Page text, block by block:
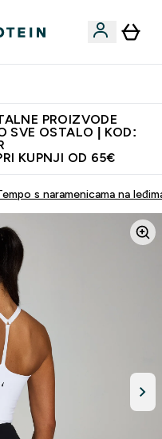
PROIZVODE
SVE OSTALO | KOD:
KUPNJI OD 65€
s naramenicama na